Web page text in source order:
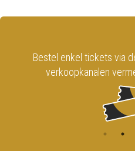
Bestel enkel tickets via
verkoopkanalen